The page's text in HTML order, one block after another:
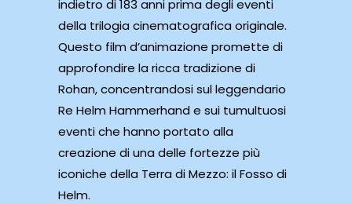
indietro di 183 anni prima degli eventi
della trilogia cinematografica originale.
Questo film d’animazione promette di
approfondire la ricca tradizione di
Rohan, concentrandosi sul leggendario
Re Helm Hammerhand e sui tumultuosi
eventi che hanno portato alla
creazione di una delle fortezze più
iconiche della Terra di Mezzo: il Fosso di
Helm.